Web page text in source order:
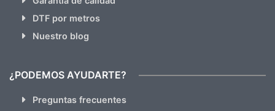
DTF por metros
Nuestro blog
¿PODEMOS AYUDARTE?
Preguntas frecuentes